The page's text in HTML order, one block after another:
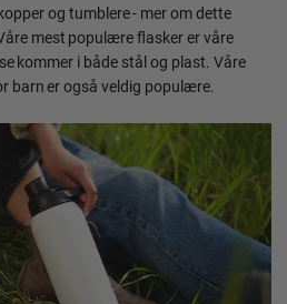
og tumblere - mer om dette
mest populære flasker er våre
kommer i både stål og plast. Våre
barn er også veldig populære.